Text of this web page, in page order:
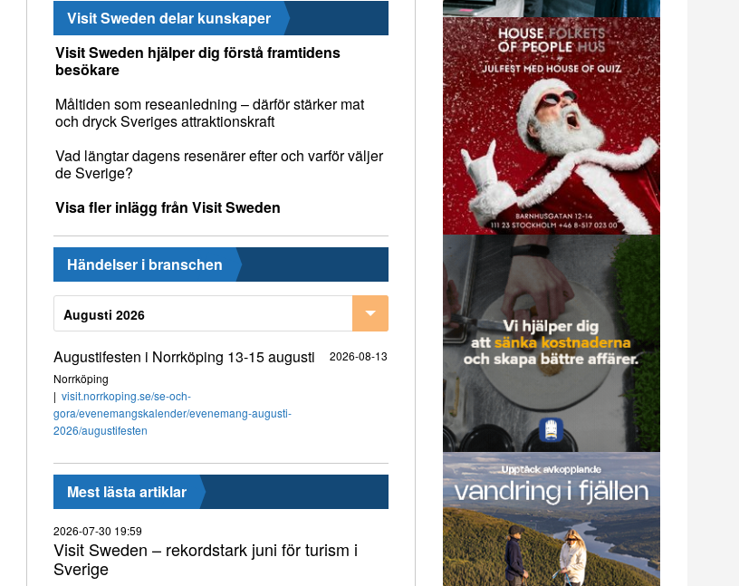
Visit Sweden delar kunskaper
Visit Sweden hjälper dig förstå framtidens
besökare
Måltiden som reseanledning – därför stärker mat
och dryck Sveriges attraktionskraft
Vad längtar dagens resenärer efter och varför väljer
de Sverige?
Visa fler inlägg från Visit Sweden
Händelser i branschen
Augusti 2026
Augustifesten i Norrköping 13-15 augusti
2026-08-13
Norrköping
visit.norrkoping.se/se-och-
gora/evenemangskalender/evenemang-augusti-
2026/augustifesten
Mest lästa artiklar
2026-07-30 19:59
Visit Sweden – rekordstark juni för turism i
Sverige